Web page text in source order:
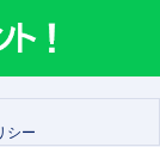
シー